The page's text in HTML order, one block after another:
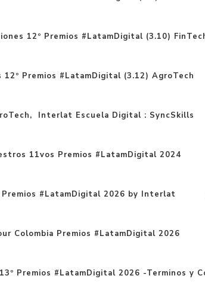
12º Premios #LatamDigital (3.10)
12º Premios #LatamDigital (3.12) AgroTech
Interlat Escuela Digital : SyncSkills
11vos Premios #LatamDigital 2024
Premios #LatamDigital 2026 by Interlat
Colombia Premios #LatamDigital 2026
Premios #LatamDigital 2026 -Terminos y